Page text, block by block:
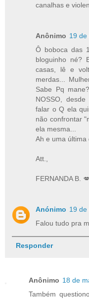
canalhas e
Anônimo 19 de
Ô boboca das
bloguinho né?
casas, lê e
merdas...
Sabe Pq
NOSSO,
falar o Q ela
não confrontar
ela mesma...
Ah e uma última
Att.,
FERNANDA B.
Anónimo 19 de
Falou tudo pra
Responder
Anônimo 18 de
Também